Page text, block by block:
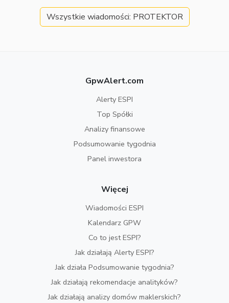
Wszystkie wiadomości: PROTEKTOR
GpwAlert.com
Alerty ESPI
Top Spółki
Analizy finansowe
Podsumowanie tygodnia
Panel inwestora
Więcej
Wiadomości ESPI
Kalendarz GPW
Co to jest ESPI?
Jak działają Alerty ESPI?
Jak działa Podsumowanie tygodnia?
Jak działają rekomendacje analityków?
Jak działają analizy domów maklerskich?